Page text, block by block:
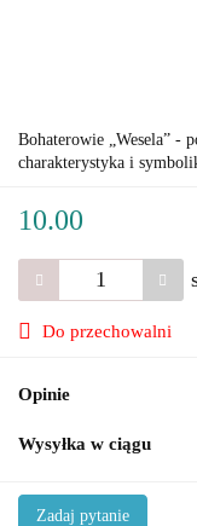
Bohaterowie „Wesela” -
charakterystyka i
10.00
Do przechowalni
Opinie
Wysyłka w ciągu
Zadaj pytanie